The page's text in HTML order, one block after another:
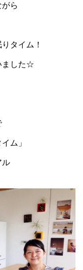
ら
タイム！
ました☆
ム」
ル